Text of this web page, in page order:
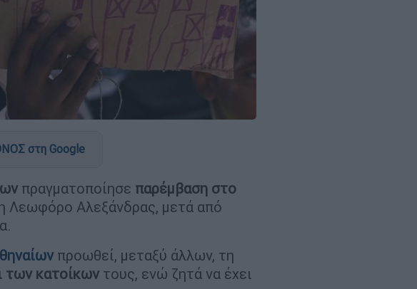
στη Google
πραγματοποίησε παρέμβαση στο
Λεωφόρο Αλεξάνδρας, μετά από
προωθεί, μεταξύ άλλων, τη
των κατοίκων τους, ενώ ζητά να έχει